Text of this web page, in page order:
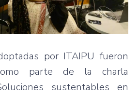
por ITAIPU fueron
parte de la charla
sustentables en